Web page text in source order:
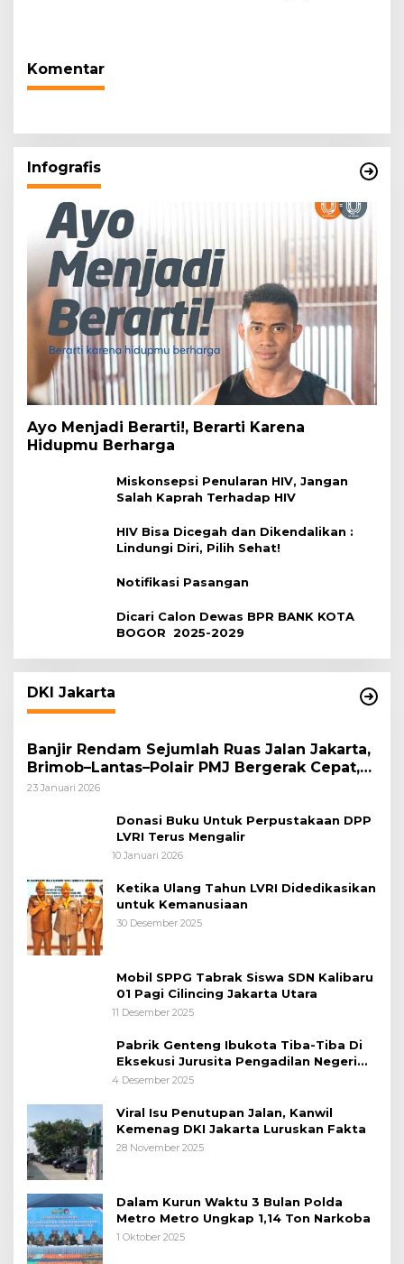
Komentar
Infografis
Ayo Menjadi Berarti!, Berarti Karena
Hidupmu Berharga
Miskonsepsi Penularan HIV, Jangan
Salah Kaprah Terhadap HIV
HIV Bisa Dicegah dan Dikendalikan :
Lindungi Diri, Pilih Sehat!
Notifikasi Pasangan
Dicari Calon Dewas BPR BANK KOTA
BOGOR 2025-2029
DKI Jakarta
Banjir Rendam Sejumlah Ruas Jalan Jakarta,
Brimob–Lantas–Polair PMJ Bergerak Cepat,
Polri Siagakan 128.247 Personel Secara
23 Januari 2026
Donasi Buku Untuk Perpustakaan DPP
LVRI Terus Mengalir
10 Januari 2026
Ketika Ulang Tahun LVRI Didedikasikan
untuk Kemanusiaan
30 Desember 2025
Mobil SPPG Tabrak Siswa SDN Kalibaru
01 Pagi Cilincing Jakarta Utara
11 Desember 2025
Pabrik Genteng Ibukota Tiba-Tiba Di
Eksekusi Jurusita Pengadilan Negeri
Tangerang, Diduga Cacat Hukum Sejak
4 Desember 2025
Viral Isu Penutupan Jalan, Kanwil
Kemenag DKI Jakarta Luruskan Fakta
28 November 2025
Dalam Kurun Waktu 3 Bulan Polda
Metro Metro Ungkap 1,14 Ton Narkoba
1 Oktober 2025